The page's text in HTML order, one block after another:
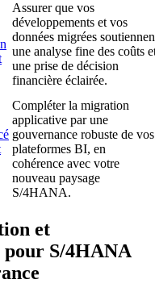
Assurer que vos
développements et vos
données migrées
une analyse fine des coûts
une prise de décision
financière éclairée.
Compléter la migration
applicative par une
gouvernance robuste de vos
plateformes BI, en
cohérence avec votre
nouveau paysage
S/4HANA.
et
pour S/4HANA